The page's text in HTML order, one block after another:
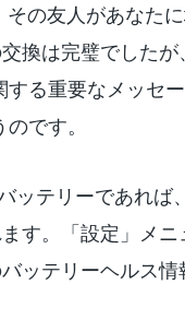
の友人があなた
換は完璧でした
る重要なメッセ
です。
テリーであれば
す。「設定」メ
ッテリーヘルス情